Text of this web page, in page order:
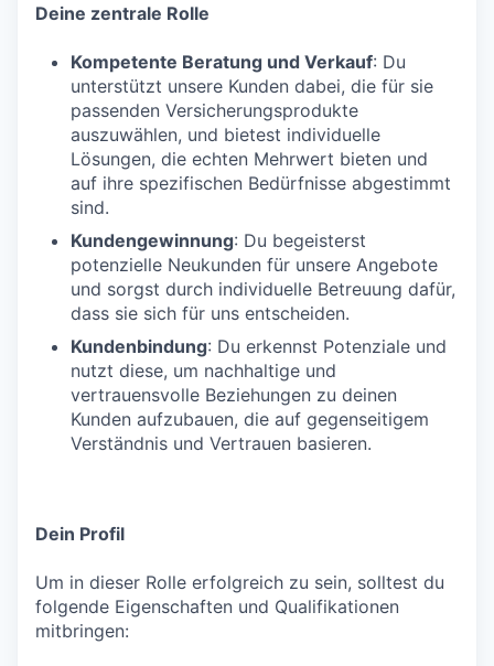
Deine zentrale Rolle
Kompetente Beratung und Verkauf: Du
unterstützt unsere Kunden dabei, die für sie
passenden Versicherungsprodukte
auszuwählen, und bietest individuelle
Lösungen, die echten Mehrwert bieten und
auf ihre spezifischen Bedürfnisse abgestimmt
sind.
Kundengewinnung: Du begeisterst
potenzielle Neukunden für unsere Angebote
und sorgst durch individuelle Betreuung dafür,
dass sie sich für uns entscheiden.
Kundenbindung: Du erkennst Potenziale und
nutzt diese, um nachhaltige und
vertrauensvolle Beziehungen zu deinen
Kunden aufzubauen, die auf gegenseitigem
Verständnis und Vertrauen basieren.
Dein Profil
Um in dieser Rolle erfolgreich zu sein, solltest du
folgende Eigenschaften und Qualifikationen
mitbringen: